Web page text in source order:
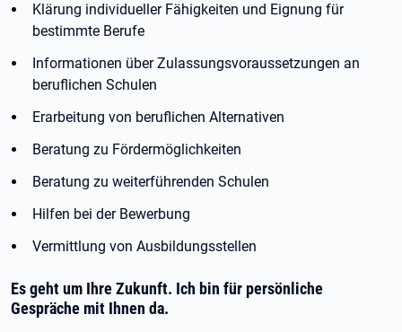
Klärung individueller Fähigkeiten und Eignung für
bestimmte Berufe
Informationen über Zulassungsvoraussetzungen an
beruflichen Schulen
Erarbeitung von beruflichen Alternativen
Beratung zu Fördermöglichkeiten
Beratung zu weiterführenden Schulen
Hilfen bei der Bewerbung
Vermittlung von Ausbildungsstellen
Es geht um Ihre Zukunft. Ich bin für persönliche
Gespräche mit Ihnen da.